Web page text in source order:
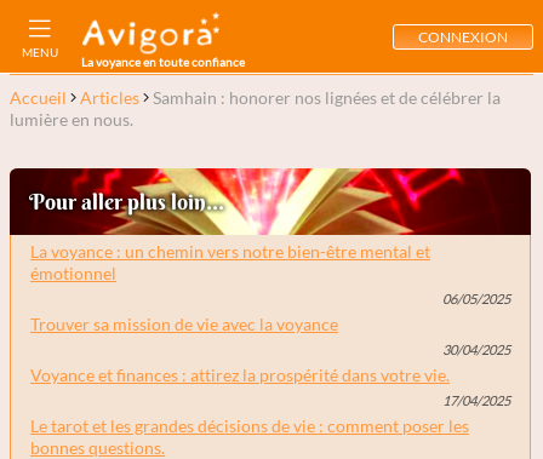
MENU
La voyance en toute confiance
CONNEXION
Accueil Articles
Samhain : honorer nos lignées et de célébrer la
lumière en nous.
Pour aller plus loin...
La voyance : un chemin vers notre bien-être mental et
émotionnel
06/05/2025
Trouver sa mission de vie avec la voyance
30/04/2025
Voyance et finances : attirez la prospérité dans votre vie.
17/04/2025
Le tarot et les grandes décisions de vie : comment poser les
bonnes questions.